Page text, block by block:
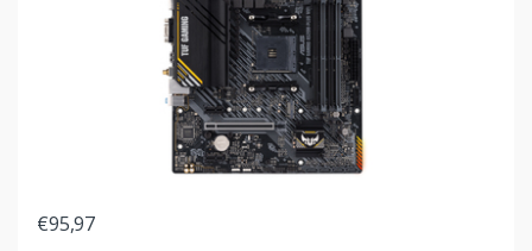
€95,97